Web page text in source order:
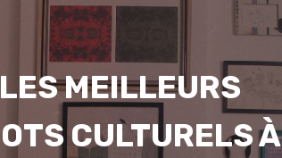
LES MEILLEURS
CULTURELS À